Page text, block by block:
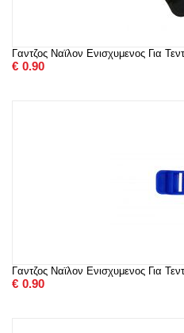
Γαντζος Ναϊλον Ενισχυμενος Για
€ 0.90
Γαντζος Ναϊλον Ενισχυμενος Για
€ 0.90